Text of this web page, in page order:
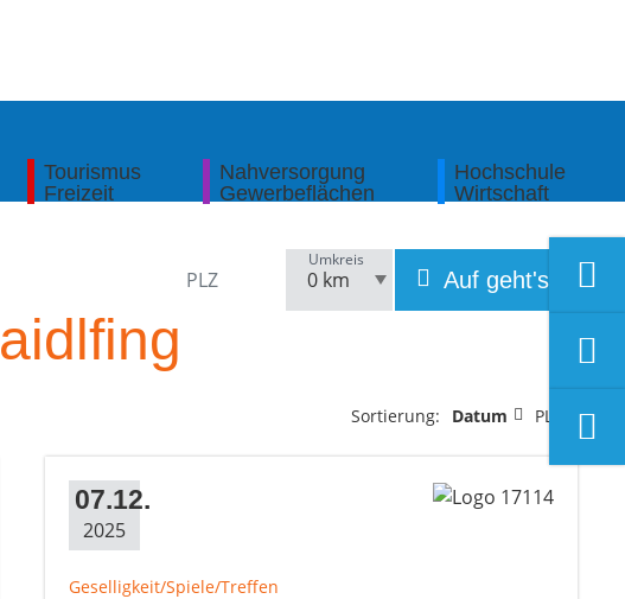
Tourismus
Freizeit
Nahversorgung
Gewerbeflächen
Hochschule
Wirtschaft
Umkreis
Auf geht's!
Sortierung: Datum PLZ
07.12.
2025
Geselligkeit/Spiele/Treffen